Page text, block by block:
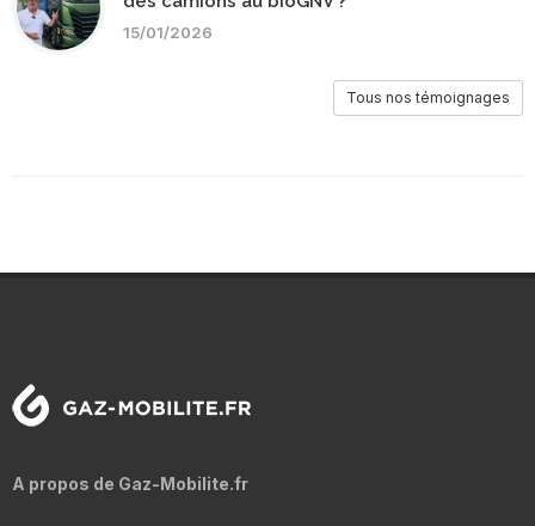
15/01/2026
Tous nos témoignages
A propos de Gaz-Mobilite.fr